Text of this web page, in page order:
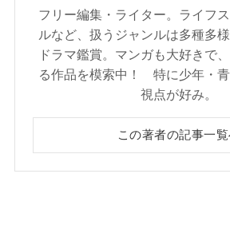
フリー編集・ライター。ライフ
ルなど、扱うジャンルは多種多
ドラマ鑑賞。マンガも大好きで
る作品を模索中！ 特に少年・
視点が好み。
この著者の記事一